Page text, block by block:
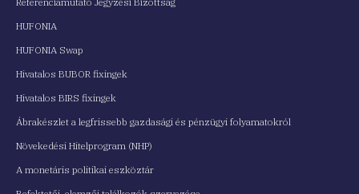
HUFONIA
HUFONIA Swap
Hivatalos BUBOR fixingek
Hivatalos BIRS fixingek
Ábrakészlet a legfrissebb gazdasági és pénzügyi folyamatokról
Növekedési Hitelprogram (NHP)
A monetáris politikai eszköztár